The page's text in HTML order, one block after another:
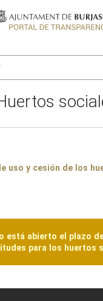
uso y cesión de los
está abierto el plazo
para los huertos